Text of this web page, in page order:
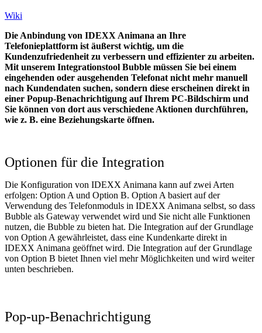
Wiki
Die Anbindung von IDEXX Animana an Ihre
Telefonieplattform ist äußerst wichtig, um die
Kundenzufriedenheit zu verbessern und effizienter zu arbeiten.
Mit unserem Integrationstool Bubble müssen Sie bei einem
eingehenden oder ausgehenden Telefonat nicht mehr manuell
nach Kundendaten suchen, sondern diese erscheinen direkt in
einer Popup-Benachrichtigung auf Ihrem PC-Bildschirm und
Sie können von dort aus verschiedene Aktionen durchführen,
wie z. B. eine Beziehungskarte öffnen.
Optionen für die Integration
Die Konfiguration von IDEXX Animana kann auf zwei Arten
erfolgen: Option A und Option B. Option A basiert auf der
Verwendung des Telefonmoduls in IDEXX Animana selbst, so dass
Bubble als Gateway verwendet wird und Sie nicht alle Funktionen
nutzen, die Bubble zu bieten hat. Die Integration auf der Grundlage
von Option A gewährleistet, dass eine Kundenkarte direkt in
IDEXX Animana geöffnet wird. Die Integration auf der Grundlage
von Option B bietet Ihnen viel mehr Möglichkeiten und wird weiter
unten beschrieben.
Pop-up-Benachrichtigung